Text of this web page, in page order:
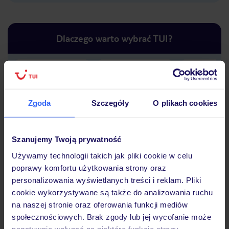
Zgoda Szczegóły O plikach cookies
Szanujemy Twoją prywatność
Używamy technologii takich jak pliki cookie w celu
poprawy komfortu użytkowania strony oraz
personalizowania wyświetlanych treści i reklam. Pliki
cookie wykorzystywane są także do analizowania ruchu
na naszej stronie oraz oferowania funkcji mediów
społecznościowych. Brak zgody lub jej wycofanie może
Dlaczego warto wybrać TUI?
podróży w Polsce
Hotel
Opinie